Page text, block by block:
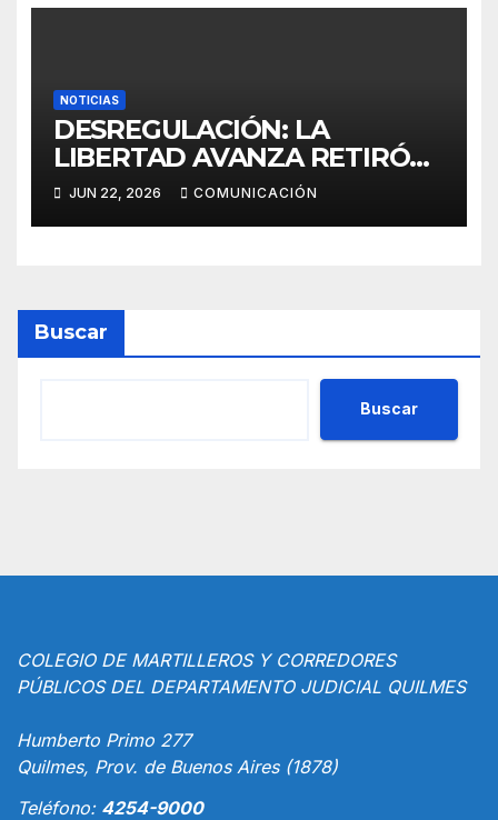
NOTICIAS
DESREGULACIÓN: LA
LIBERTAD AVANZA RETIRÓ
EL PROYECTO DE LEY EN
JUN 22, 2026 COMUNICACIÓN
Buscar
Buscar
COLEGIO DE MARTILLEROS Y CORREDORES
PÚBLICOS DEL DEPARTAMENTO JUDICIAL QUILMES
Humberto Primo 277
Quilmes, Prov. de Buenos Aires (1878)
Teléfono: 4254-9000